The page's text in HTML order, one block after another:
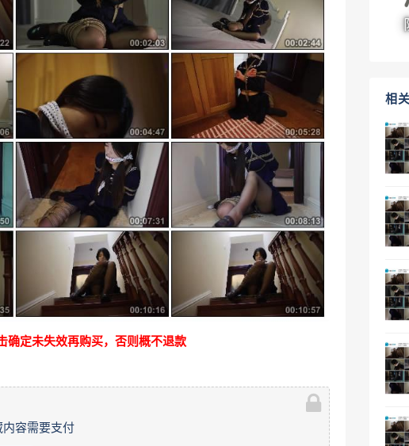
确定未失效再购买，否则概不退款
内容需要支付
相